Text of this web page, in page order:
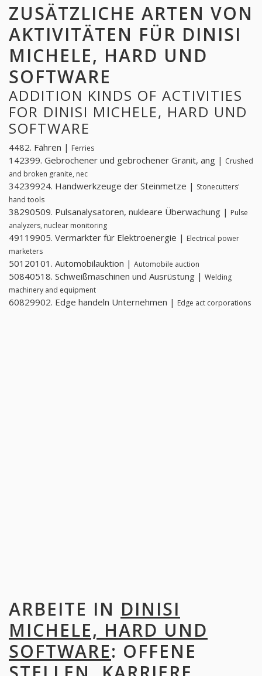
ZUSÄTZLICHE ARTEN VON
AKTIVITÄTEN FÜR DINISI
MICHELE, HARD UND
SOFTWARE
ADDITION KINDS OF ACTIVITIES
FOR DINISI MICHELE, HARD UND
SOFTWARE
4482. Fähren | Ferries
142399. Gebrochener und gebrochener Granit, ang | Crushed
and broken granite, nec
34239924. Handwerkzeuge der Steinmetze | Stonecutters'
hand tools
38290509. Pulsanalysatoren, nukleare Überwachung | Pulse
analyzers, nuclear monitoring
49119905. Vermarkter für Elektroenergie | Electrical power
marketers
50120101. Automobilauktion | Automobile auction
50840518. Schweißmaschinen und Ausrüstung | Welding
machinery and equipment
60829902. Edge handeln Unternehmen | Edge act corporations
ARBEITE IN DINISI
MICHELE, HARD UND
SOFTWARE: OFFENE